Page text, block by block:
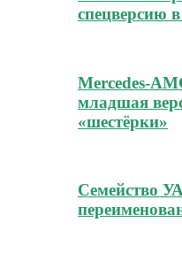
спецверсию
Mercedes-
младшая
«шестёрки»
Семейство